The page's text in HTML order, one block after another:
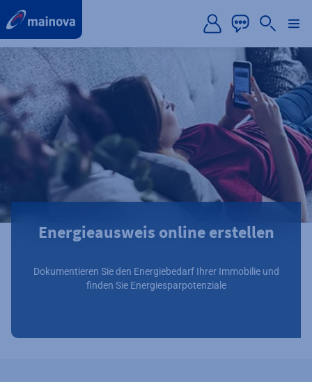
Energieausweis online erstellen
Dokumentieren Sie den Energiebedarf Ihrer Immobilie und
finden Sie Energiesparpotenziale